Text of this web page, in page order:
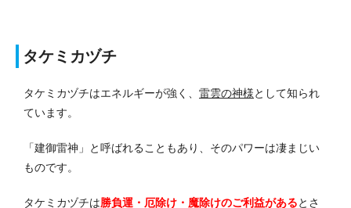
タケミカヅチ
タケミカヅチはエネルギーが強く、 雷雲の神様として知られ
ています。
「建御雷神」と呼ばれることもあり、そのパワーは凄まじい
ものです。
タケミカヅチは勝負運・厄除け・魔除けのご利益があるとさ